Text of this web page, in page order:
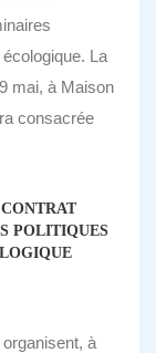
La
mai, à Maison
consacrée
POLITIQUES
à